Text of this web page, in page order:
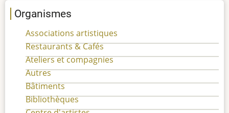
Organismes
Associations artistiques
Restaurants & Cafés
Ateliers et compagnies
Autres
Bâtiments
Bibliothèques